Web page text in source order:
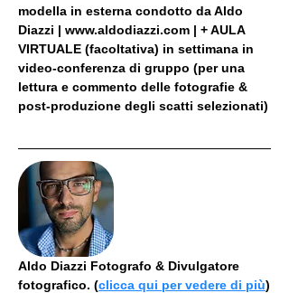
modella in esterna condotto da Aldo
Diazzi | www.aldodiazzi.com | + AULA
VIRTUALE (facoltativa) in settimana in
video-conferenza di gruppo (per una
lettura e commento delle fotografie &
post-produzione degli scatti selezionati)
Aldo Diazzi Fotografo & Divulgatore
fotografico. (clicca qui per vedere di più)